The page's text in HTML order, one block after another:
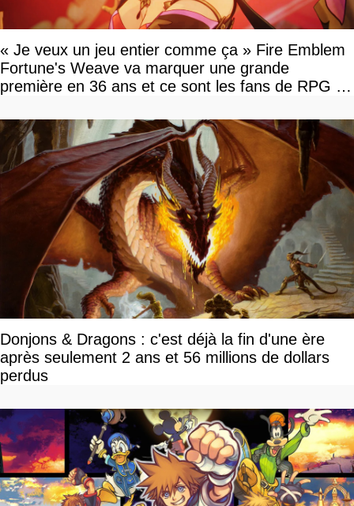
« Je veux un jeu entier comme ça » Fire Emblem
Fortune's Weave va marquer une grande
première en 36 ans et ce sont les fans de RPG en
Donjons & Dragons : c'est déjà la fin d'une ère
après seulement 2 ans et 56 millions de dollars
perdus